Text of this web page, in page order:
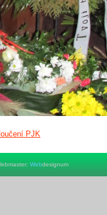
PJK
Webdesignum